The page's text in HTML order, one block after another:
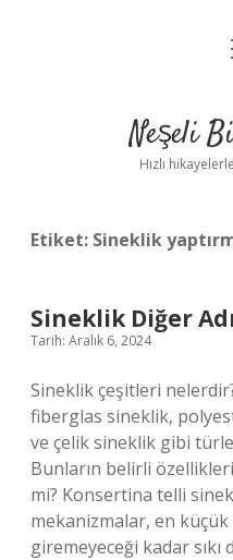
Neşeli
Hızlı
Etiket: Sineklik
Sineklik Diğer
Tarih: Aralık 6, 2024
Sineklik çeşitleri
fiberglas sineklik,
ve çelik sineklik gibi
Bunların belirli
mi? Konsertina telli
mekanizmalar, en
giremeyeceği kadar